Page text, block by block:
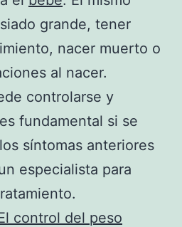
grande, tener
nacer muerto o
al nacer.
controlarse y
fundamental si se
síntomas anteriores
especialista para
control del peso